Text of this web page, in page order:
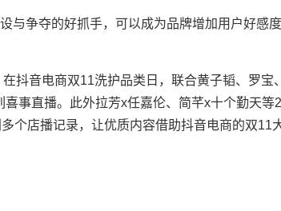
争夺的好抓手，可以成为品牌增加用户好感度
音电商双11洗护品类日，联合黄子韬、罗宝
事直播。此外拉芳x任嘉伦、简芊x十个勤天等
个店播记录，让优质内容借助抖音电商的双11